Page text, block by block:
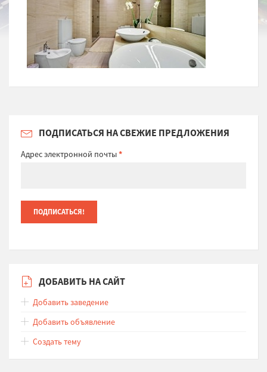
ПОДПИСАТЬСЯ НА СВЕЖИЕ ПРЕДЛОЖЕНИЯ
Адрес электронной почты*
ДОБАВИТЬ НА САЙТ
Добавить заведение
Добавить объявление
Создать тему